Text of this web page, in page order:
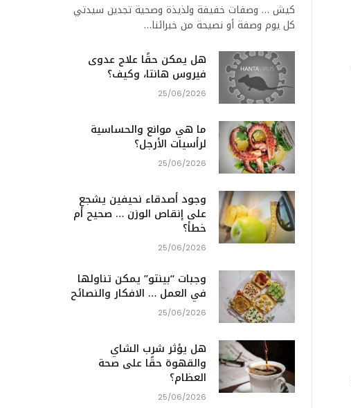
كيش … وصفات خفيفة ولذيذة وصحية تجدين سيدتي
كل يوم وصفة أو نصيحة من خبرائنا…
هل يمكن حقًا علاج عدوى
فيروس هانتا، وكيف؟
25/06/2026
ما هي موانع والحساسية
لرأسيات الأرجل؟
25/06/2026
وجود أصدقاء نحيفين يشجع
على إنقاص الوزن … صحيح أم
خطأ؟
25/06/2026
وجبات “بينتو” يمكن تناولها
في العمل … الافكار والنصائح
25/06/2026
هل يؤثر شرب الشاي
والقهوة حقًا على صحة
العظام؟
25/06/2026